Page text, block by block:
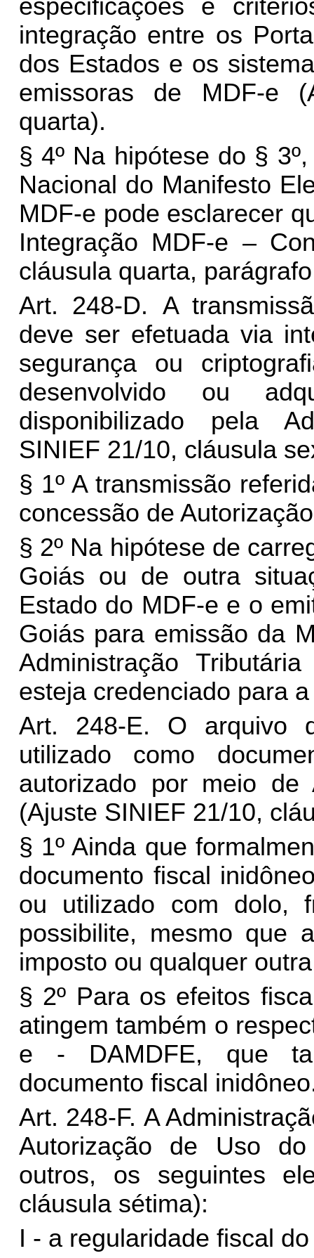
especificações e
integração entre os
dos Estados e os
emissoras de MDF-e
quarta).
§ 4º Na hipótese do §
Nacional do Manifesto
MDF-e pode esclarecer
Integração MDF-e –
cláusula quarta,
Art. 248-D. A
deve ser efetuada via
segurança ou
desenvolvido ou
disponibilizado pela
SINIEF 21/10, cláusula
§ 1º A transmissão
concessão de
§ 2º Na hipótese de
Goiás ou de outra
Estado do MDF-e e o
Goiás para emissão da
Administração
esteja credenciado para
Art. 248-E. O arquivo
utilizado como
autorizado por meio
(Ajuste SINIEF 21/10,
§ 1º Ainda que
documento fiscal
ou utilizado com dolo,
possibilite, mesmo que
imposto ou qualquer
§ 2º Para os efeitos
atingem também o
e - DAMDFE, que
documento fiscal
Art. 248-F. A
Autorização de Uso
outros, os seguintes
cláusula sétima):
I - a regularidade fiscal